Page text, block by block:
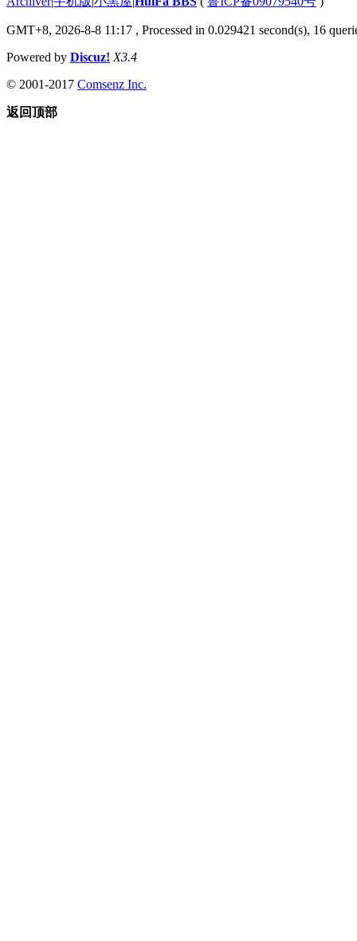
GMT+8, 2026-8-8 11:17 , Processed in 0.029421 second(s), 16
Powered by Discuz! X3.4
© 2001-2017 Comsenz Inc.
返回顶部